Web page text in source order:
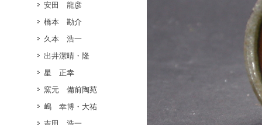
安田 龍彦
橋本 勘介
久本 浩一
出井潔晴・隆
星 正幸
窯元 備前陶苑
嶋 幸博・大祐